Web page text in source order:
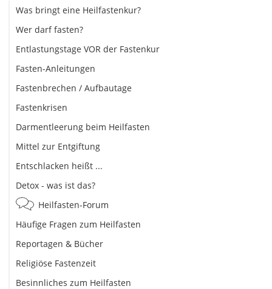
Was bringt eine Heilfastenkur?
Wer darf fasten?
Entlastungstage VOR der Fastenkur
Fasten-Anleitungen
Fastenbrechen / Aufbautage
Fastenkrisen
Darmentleerung beim Heilfasten
Mittel zur Entgiftung
Entschlacken heißt ...
Detox - was ist das?
Heilfasten-Forum
Häufige Fragen zum Heilfasten
Reportagen & Bücher
Religiöse Fastenzeit
Besinnliches zum Heilfasten